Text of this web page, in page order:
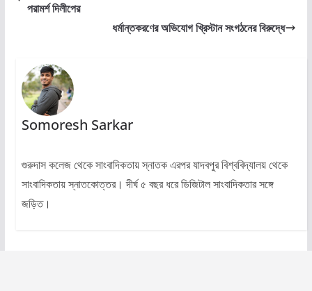
পরামর্শ দিলীপের
ধর্মান্তকরণের অভিযোগ খ্রিস্টান সংগঠনের বিরুদ্ধে
Somoresh Sarkar
গুরুদাস কলেজ থেকে সাংবাদিকতায় স্নাতক এরপর যাদবপুর বিশ্ববিদ্যালয় থেকে
সাংবাদিকতায় স্নাতকোত্তর। দীর্ঘ ৫ বছর ধরে ডিজিটাল সাংবাদিকতার সঙ্গে
জড়িত।